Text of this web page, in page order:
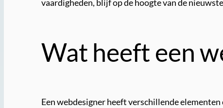
vaardigheden, blijf op de hoogte van de
Wat heeft een
Een webdesigner heeft verschillende